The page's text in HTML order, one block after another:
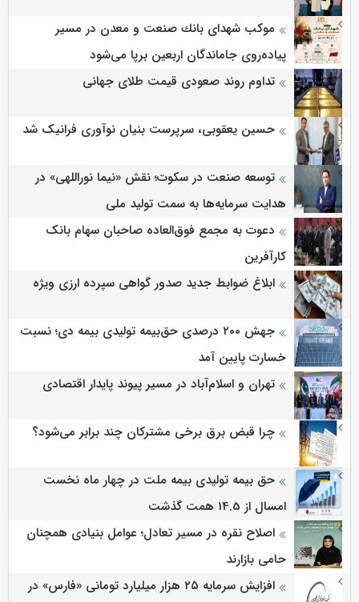
موكب شهدای بانك صنعت و معدن در مسیر
پیاده‌روی جاماندگان اربعین برپا می‌شود
تداوم روند صعودی قیمت طلای جهانی
حسین یعقوبی، سرپرست بنیان نوآوری فرانیک شد
توسعه صنعت در سکوت؛ نقش «نیما نوراللهی» در
هدایت سرمایه‌ها به سمت تولید ملی
دعوت به مجمع فوق‌العاده صاحبان سهام بانک
کارآفرین
ابلاغ ضوابط جدید صدور گواهی سپرده ارزی ویژه
جهش ۲۰۰ درصدی حق‌بیمه تولیدی بیمه دی؛ نسبت
خسارت پایین آمد
تهران و اسلام‌آباد در مسیر پیوند پایدار اقتصادی
چرا قبض برق برخی مشترکان چند برابر می‌شود؟
حق بیمه تولیدی بیمه ملت در چهار ماه نخست
امسال از 14.5 همت گذشت
اصلاح نقره در مسیر تعادل؛ عوامل بنیادی همچنان
حامی بازارند
افزایش سرمایه ۲۵ هزار میلیارد تومانی «فارس» در